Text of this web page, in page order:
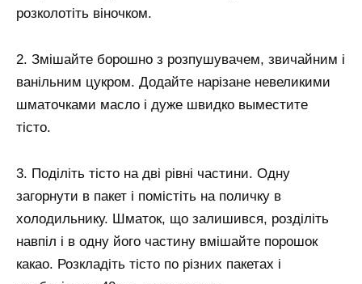
розколотіть віночком.
2. Змішайте борошно з розпушувачем, звичайним і
ванільним цукром. Додайте нарізане невеликими
шматочками масло і дуже швидко выместите
тісто.
3. Поділіть тісто на дві рівні частини. Одну
загорнути в пакет і помістіть на поличку в
холодильнику. Шматок, що залишився, розділіть
навпіл і в одну його частину вмішайте порошок
какао. Розкладіть тісто по різних пакетах і